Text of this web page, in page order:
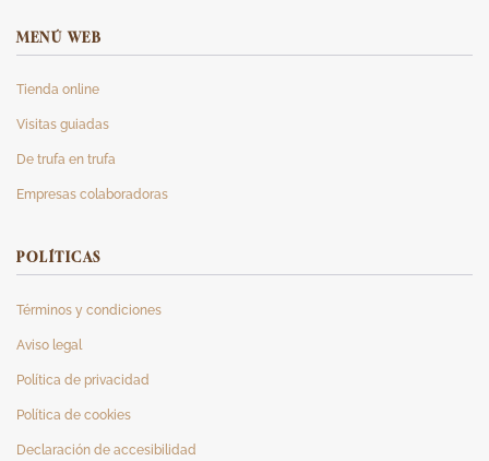
MENÚ WEB
Tienda online
Visitas guiadas
De trufa en trufa
Empresas colaboradoras
POLÍTICAS
Términos y condiciones
Aviso legal
Política de privacidad
Política de cookies
Declaración de accesibilidad